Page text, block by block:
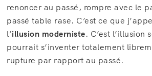
renoncer au passé, rompre avec le
passé table rase. C’est ce que
l’illusion moderniste. C’est l’illusion
pourrait s’inventer totalement
rupture par rapport au passé.